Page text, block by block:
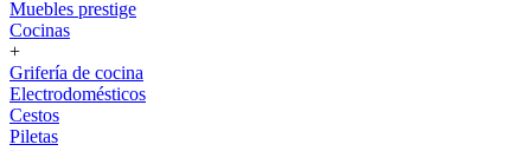
Muebles prestige
Cocinas
+
Grifería de cocina
Electrodomésticos
Cestos
Piletas